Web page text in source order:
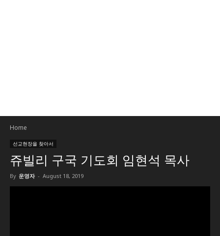
Home
선교현장을 찾아서
쥬빌리 구국 기도회 임현석 목사
By 운영자 - August 18, 2019